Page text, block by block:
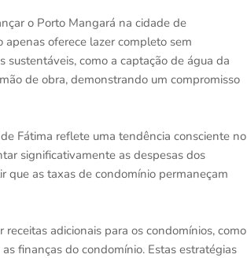
o Porto Mangará na cidade de
oferece lazer completo sem
como a captação de água da
de obra, demonstrando um compromisso
Fátima reflete uma tendência consciente no
significativamente as despesas dos
que as taxas de condomínio permaneçam
adicionais para os condomínios, como
finanças do condomínio. Estas estratégias